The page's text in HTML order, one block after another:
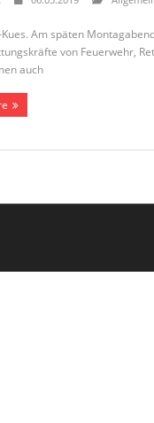
Am späten
von Feuerwehr,
auch